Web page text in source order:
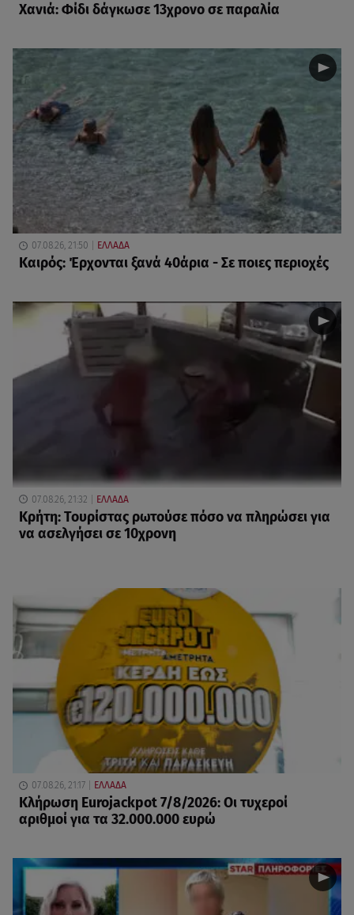
Χανιά: Φίδι δάγκωσε 13χρονο σε παραλία
07.08.26, 21:50 ΕΛΛΑΔΑ
Καιρός: Έρχονται ξανά 40άρια - Σε ποιες περιοχές
07.08.26, 21:32 ΕΛΛΑΔΑ
Κρήτη: Τουρίστας ρωτούσε πόσο να πληρώσει για
να ασελγήσει σε 10χρονη
07.08.26, 21:17 ΕΛΛΑΔΑ
Κλήρωση Eurojackpot 7/8/2026: Οι τυχεροί
αριθμοί για τα 32.000.000 ευρώ